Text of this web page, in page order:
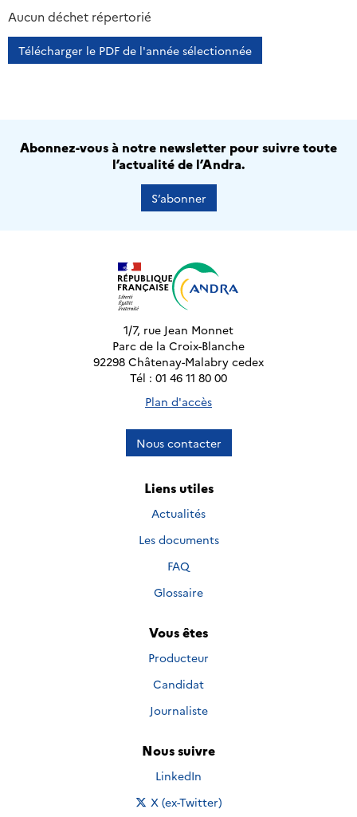
2013 2014
Aucun déchet répertorié
Télécharger le PDF de l'année sélectionnée
Abonnez-vous à notre newsletter pour suivre toute
l’actualité de l’Andra.
S’abonner
1/7, rue Jean Monnet
Parc de la Croix-Blanche
92298 Châtenay-Malabry cedex
Tél : 01 46 11 80 00
Plan d'accès
Nous contacter
Liens utiles
Actualités
Les documents
FAQ
Glossaire
Vous êtes
Producteur
Candidat
Journaliste
Nous suivre
Nous suivre sur
LinkedIn
Nous suivre sur
X (ex-Twitter)